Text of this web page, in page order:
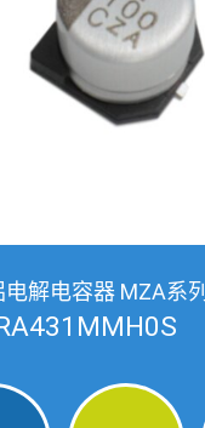
解电容器 MZA系列